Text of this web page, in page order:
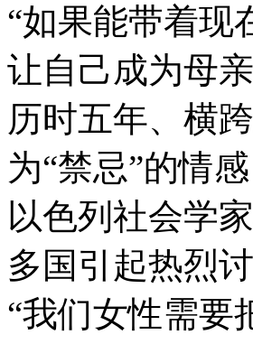
“如果能带着现
让自己成为母
历时五年、横
为“禁忌”的情感
以色列社会学
多国引起热烈
“我们女性需要